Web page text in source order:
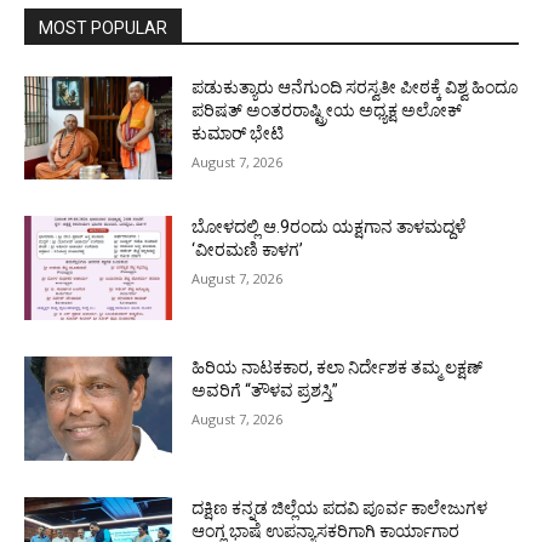
MOST POPULAR
ಪಡುಕುತ್ಯಾರು ಆನೆಗುಂದಿ ಸರಸ್ವತೀ ಪೀಠಕ್ಕೆ ವಿಶ್ವ ಹಿಂದೂ
ಪರಿಷತ್ ಅಂತರರಾಷ್ಟ್ರೀಯ ಅಧ್ಯಕ್ಷ ಅಲೋಕ್
ಕುಮಾರ್ ಭೇಟಿ
August 7, 2026
ಬೋಳದಲ್ಲಿ ಆ.9ರಂದು ಯಕ್ಷಗಾನ ತಾಳಮದ್ದಳೆ
‘ವೀರಮಣಿ ಕಾಳಗ’
August 7, 2026
ಹಿರಿಯ ನಾಟಕಕಾರ, ಕಲಾ ನಿರ್ದೇಶಕ ತಮ್ಮ ಲಕ್ಷಣ್
ಅವರಿಗೆ “ತೌಳವ ಪ್ರಶಸ್ತಿ”
August 7, 2026
ದಕ್ಷಿಣ ಕನ್ನಡ ಜಿಲ್ಲೆಯ ಪದವಿ ಪೂರ್ವ ಕಾಲೇಜುಗಳ
ಆಂಗ್ಲ ಭಾಷೆ ಉಪನ್ಯಾಸಕರಿಗಾಗಿ ಕಾರ್ಯಾಗಾರ